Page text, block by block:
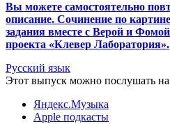
Вы можете самостоятельно
описание. Сочинение по
задания вместе с Верой и
проекта «Клевер Лаборатория».
Русский язык
Этот выпуск можно послушать
Яндекс.Музыка
Apple подкасты